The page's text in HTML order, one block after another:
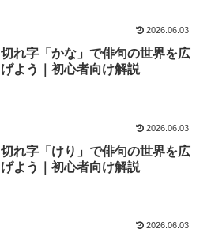
2026.06.03
切れ字「かな」で俳句の世界を広
げよう｜初心者向け解説
2026.06.03
切れ字「けり」で俳句の世界を広
げよう｜初心者向け解説
2026.06.03